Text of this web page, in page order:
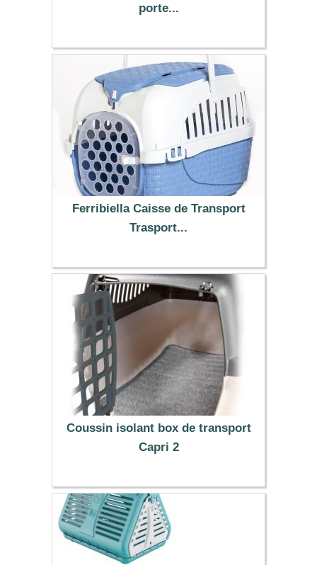
porte...
19.99 €
Ferribiella Caisse de Transport
Trasport...
42.99 €
Coussin isolant box de transport
Capri 2
5.90 €